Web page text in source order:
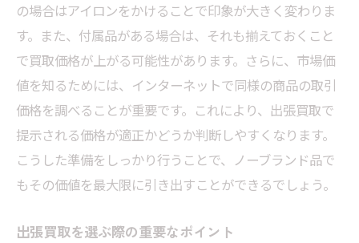
を上手に売る方法
東京都内の出張買取対応エリアを事前に確
認する重要性
ノーブランド品の査定基準を知ることで買
取価格を向上させる
出張買取の際に知っておくべき査定士の選
び方
る
の場合はアイロンをかけることで印象が大きく変わりま
す。また、付属品がある場合は、それも揃えておくこと
で買取価格が上がる可能性があります。さらに、市場価
値を知るためには、インターネットで同様の商品の取引
価格を調べることが重要です。これにより、出張買取で
提示される価格が適正かどうか判断しやすくなります。
こうした準備をしっかり行うことで、ノーブランド品で
もその価値を最大限に引き出すことができるでしょう。
出張買取を選ぶ際の重要なポイント